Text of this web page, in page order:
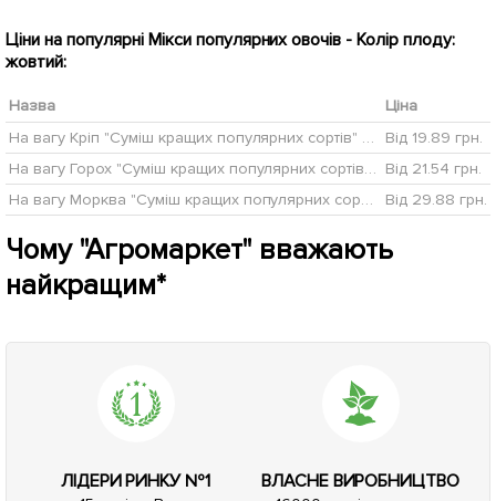
Ціни на популярні Мікси популярних овочів - Колір плоду:
жовтий:
Назва
Ціна
На вагу Кріп "Суміш кращих популярних сортів" ТМ "Весна" ціна за 20г
Від 19.89 грн.
На вагу Горох "Суміш кращих популярних сортів" ТМ "Весна" ціна за 50г Від 21.54 грн.
На вагу Морква "Суміш кращих популярних сортів" ТМ "Весна" ціна за 15г
Від 29.88 грн.
Чому "Агромаркет" вважають
найкращим*
ЛІДЕРИ РИНКУ №1 ВЛАСНЕ ВИРОБНИЦТВО